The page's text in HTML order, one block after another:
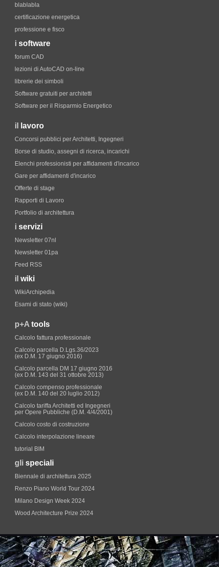
blablabla
certificazione energetica
professione e fisco
i software
forum CAD
lezioni di AutoCAD on-line
librerie dei simboli
Software gratuiti per architetti
Software per il Risparmio Energetico
il lavoro
Concorsi pubblici per Architetti, Ingegneri
Borse di studio, assegni di ricerca, incarichi
Elenchi professionisti per affidamenti d'incarico
Gare per affidamenti d'incarico
Offerte di stage
Rapporti di Lavoro
Portfolio di architettura
i servizi
Newsletter 07nl
Newsletter 01pa
Feed RSS
il wiki
WikiArchipedia
Esami di stato (wiki)
p+A tools
Calcolo fattura professionale
Calcolo parcella D.Lgs.36/2023
(ex D.M. 17 giugno 2016)
Calcolo parcella DM 17 giugno 2016
(ex D.M. 143 del 31 ottobre 2013)
Calcolo compenso professionale
(ex D.M. 140 del 20 luglio 2012)
Calcolo tariffa Architetti ed Ingegneri
per Opere Pubbliche (D.M. 4/4/2001)
Calcolo costo di costruzione
Calcolo interpolazione lineare
tutorial BIM
gli speciali
Biennale di architettura 2025
Renzo Piano World Tour 2024
Milano Design Week 2024
Wood Architecture Prize 2024